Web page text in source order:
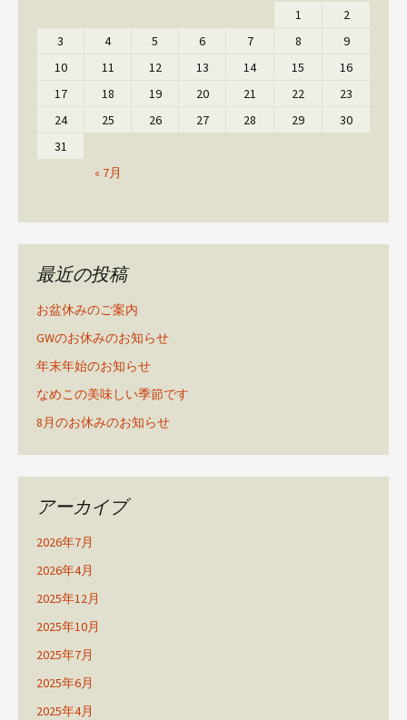
« 7月
1
2
3
4 5 6 7 8
9
10
11 12 13 14 15
16
17
18 19 20 21 22
23
24
25 26 27 28 29
30
31
最近の投稿
お盆休みのご案内
GWのお休みのお知らせ
年末年始のお知らせ
なめこの美味しい季節です
8月のお休みのお知らせ
アーカイブ
2026年7月
2026年4月
2025年12月
2025年10月
2025年7月
2025年6月
2025年4月